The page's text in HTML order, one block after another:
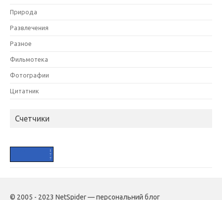
Природа
Развлечения
Разное
Фильмотека
Фотографии
Цитатник
Счетчики
1
7
7
© 2005 - 2023 NetSpider — персональний блог